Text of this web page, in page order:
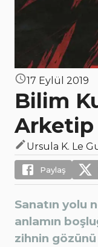
17 Eylül 2019
Bilim
Arketip
Ursula K. Le
Paylaş
Sanatın yolu
anlamın
zihnin gözünü